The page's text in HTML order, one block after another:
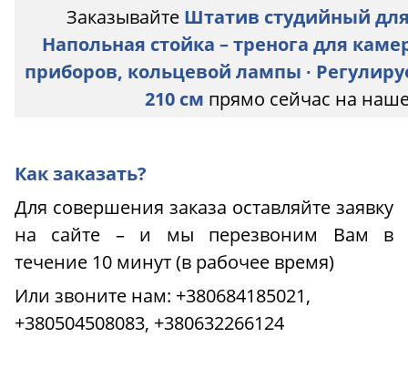
Заказывайте Штатив студийный
Напольная стойка – тренога для
приборов, кольцевой лампы ∙
210 см прямо сейчас на
Как заказать?
Для совершения заказа оставляйте заявку
на сайте – и мы перезвоним Вам в
течение 10 минут (в рабочее время)
Или звоните нам: +380684185021,
+380504508083, +380632266124